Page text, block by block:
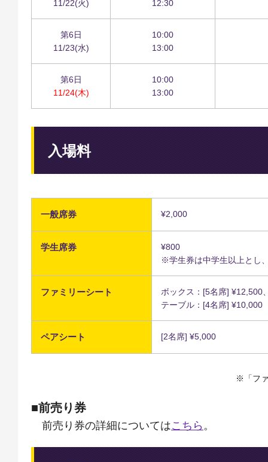
11/22(火) 12:30
第6日
11/23(水)
10:00
13:00
第6日
11/24(木)
10:00
13:00
入場料
一般席券 ¥2,000
学生席券
¥800
※学生券は中学生以上とし
ファミリーシート
ボックス：[5名席] ¥12,500
テーブル：[4名席] ¥10,000
ペアシート [2名席] ¥5,000
※「フ
■前売り券
前売り券の詳細についてはこちら 。